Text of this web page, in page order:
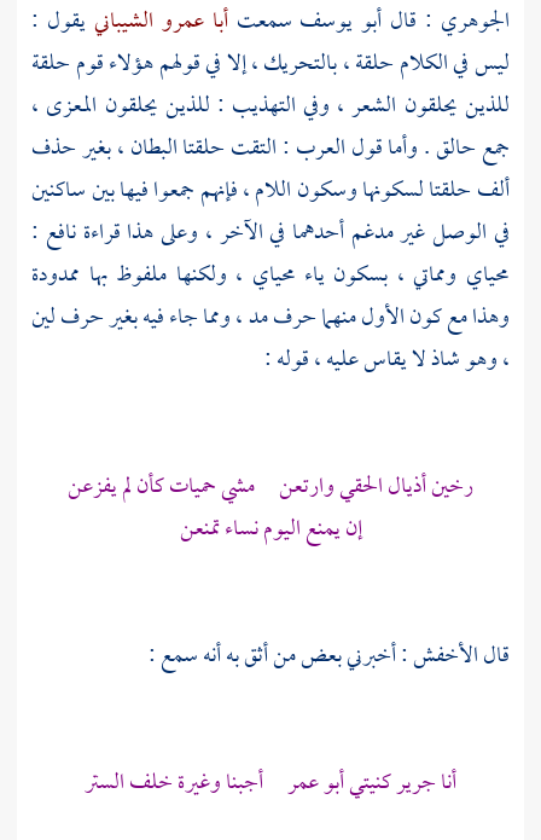
الجوهري : قال أبو يوسف سمعتأبا عمرو الشيبانييقول :
ليس في الكلام حلقة ، بالتحريك ، إلا في قولهم هؤلاء قوم حلقة
للذين يحلقون الشعر ، وفي التهذيب : للذين يحلقون المعزى ،
جمع حالق . وأما قول العرب : التقت حلقتا البطان ، بغير حذف
ألف حلقتا لسكونها وسكون اللام ، فإنهم جمعوا فيها بين ساكنين
في الوصل غير مدغم أحدهما في الآخر ، وعلى هذا قراءةنافع :
محياي ومماتي ، بسكون ياء محياي ، ولكنها ملفوظ بها ممدودة
وهذا مع كون الأول منهما حرف مد ، ومما جاء فيه بغير حرف لين
، وهو شاذ لا يقاس عليه ، قوله :
رخين أذيال الحقي وارتعن مشي حميات كأن لم يفزعن
إن يمنع اليوم نساء تمنعن
قالالأخفش: أخبرني بعض من أثق به أنه سمع :
أناجريركنيتيأبو عمر أجبنا وغيرة خلف الستر